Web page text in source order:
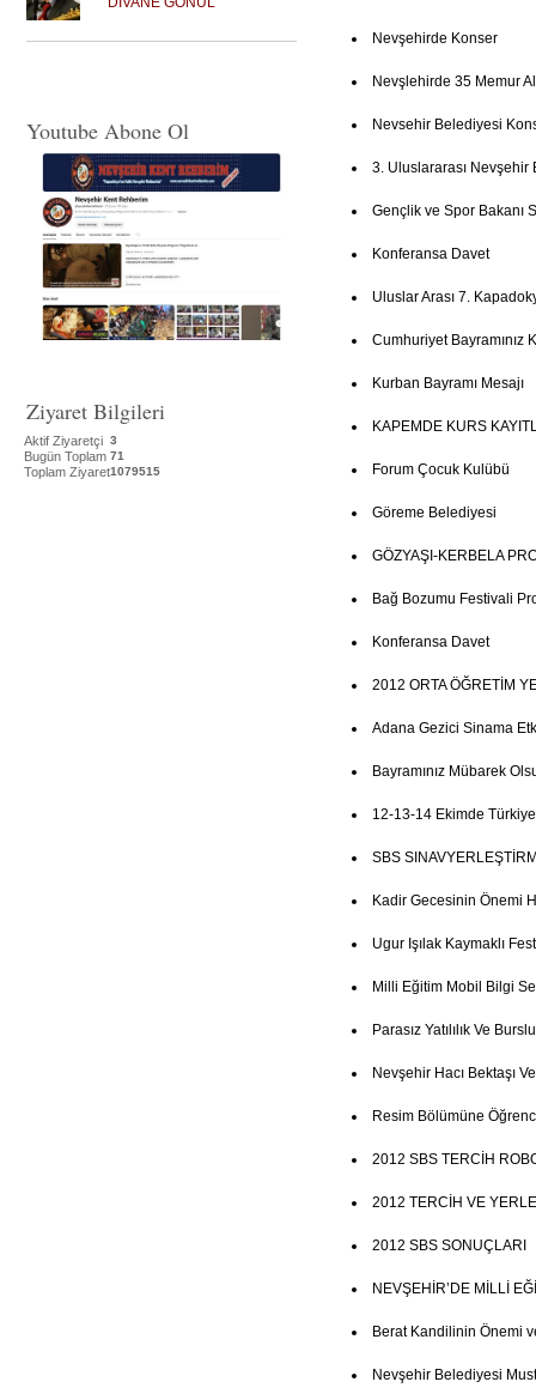
Youtube Abone Ol
Ziyaret Bilgileri
Aktif Ziyaretçi 3
Bugün Toplam 71
Toplam Ziyaret1079515
Nevşehirde Konser
Nevşlehirde 35 Memur
Nevsehir Belediyesi
3. Uluslararası Nevşehir
Gençlik ve Spor Bakanı
Konferansa Davet
Uluslar Arası 7.
Cumhuriyet Bayramınız
Kurban Bayramı Mesajı
KAPEMDE KURS
Forum Çocuk Kulübü
Göreme Belediyesi
GÖZYAŞI-KERBELA
Bağ Bozumu Festivali
Konferansa Davet
2012 ORTA ÖĞRETİM
Adana Gezici Sinama
Bayramınız Mübarek
12-13-14 Ekimde
SBS
Kadir Gecesinin Önemi
Ugur Işılak Kaymaklı
Milli Eğitim Mobil Bilgi
Parasız Yatılılık Ve
Nevşehir Hacı Bektaşı
Resim Bölümüne
2012 SBS TERCİH
2012 TERCİH VE
2012 SBS SONUÇLARI
NEVŞEHİR’DE MİLLİ
Berat Kandilinin Önemi
Nevşehir Belediyesi